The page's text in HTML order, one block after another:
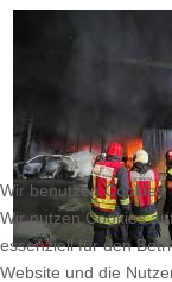
Wir benutzen Cookies
Wir nutzen Cookies
essenziell für den
Website und die